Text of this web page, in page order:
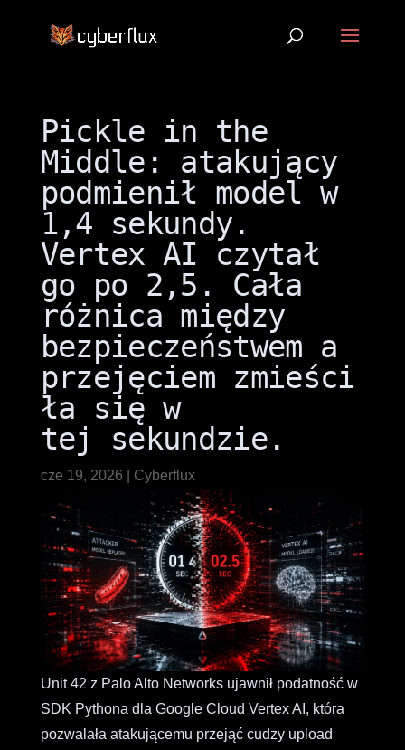
Pickle in the
Middle: atakujący
podmienił model w
1,4 sekundy.
Vertex AI czytał
go po 2,5. Cała
różnica między
bezpieczeństwem a
przejęciem zmieści
ła się w
tej sekundzie.
cze 19, 2026 Cyberflux
Unit 42 z Palo Alto Networks ujawnił podatność w
SDK Pythona dla Google Cloud Vertex AI, która
pozwalała atakującemu przejąć cudzy upload